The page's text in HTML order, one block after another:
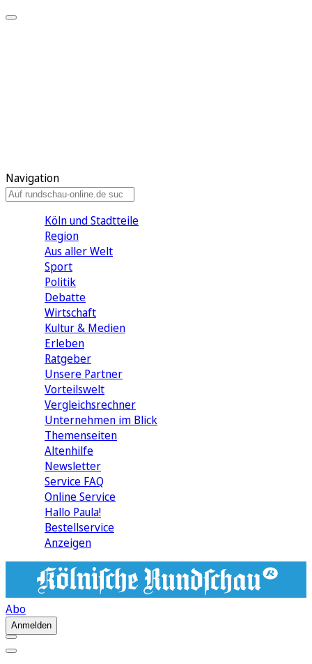
Navigation
Köln und Stadtteile
Region
Aus aller Welt
Sport
Politik
Debatte
Wirtschaft
Kultur & Medien
Erleben
Ratgeber
Unsere Partner
Vorteilswelt
Vergleichsrechner
Unternehmen im Blick
Themenseiten
Altenhilfe
Newsletter
Service FAQ
Online Service
Hallo Paula!
Bestellservice
Anzeigen
Abo
Anmelden